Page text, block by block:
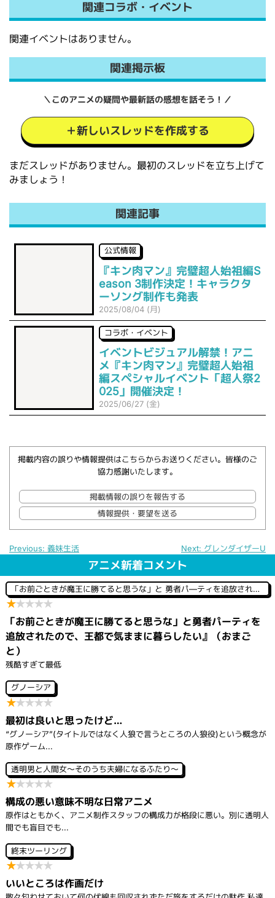
関連コラボ・イベント
関連イベントはありません。
関連掲示板
＼このアニメの疑問や最新話の感想を話そう！／
＋新しいスレッドを作成する
まだスレッドがありません。最初のスレッドを立ち上げて
みましょう！
関連記事
公式情報
『キン肉マン』完璧超人始祖編S
eason 3制作決定！キャラクタ
ーソング制作も発表
2025/08/04 (月)
コラボ・イベント
イベントビジュアル解禁！アニ
メ『キン肉マン』完璧超人始祖
編スペシャルイベント「超人祭2
025」開催決定！
2025/06/27 (金)
掲載内容の誤りや情報提供はこちらからお送りください。皆様のご
協力感謝いたします。
掲載情報の誤りを報告する
情報提供・要望を送る
稿
ナ
ビ
ゲ
ー
シ
ョ
ン
Previous: 義妹生活 Next: グレンダイザーU
アニメ新着コメント
「お前ごときが魔王に勝てると思うな」と 勇者パ―ティを追放されたので、王都で気ままに暮らしたい
★★★★★
「お前ごときが魔王に勝てると思うな」と勇者パーティを
追放されたので、王都で気ままに暮らしたい』（おまご
と）
残酷すぎて最低
グノーシア
★★★★★
最初は良いと思ったけど…
“グノーシア”(タイトルではなく人狼で言うところの人狼役)という概念が
原作ゲーム...
透明男と人間女～そのうち夫婦になるふたり～
★★★★★
構成の悪い意味不明な日常アニメ
原作はともかく、アニメ制作スタッフの構成力が格段に悪い。別に透明人
間でも盲目でも...
終末ツーリング
★★★★★
いいところは作画だけ